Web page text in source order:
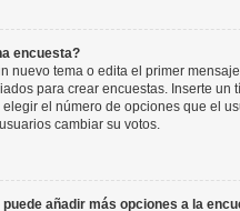
encuesta?
nuevo tema o edita el primer
para crear encuestas. Inserte
el número de opciones que el
cambiar su votos.
puede añadir más opciones a la